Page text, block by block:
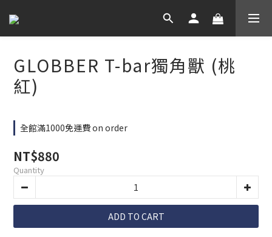
GLOBBER T-bar獨角獸 (桃
紅)
全館滿1000免運費 on order
NT$880
Quantity
ADD TO CART